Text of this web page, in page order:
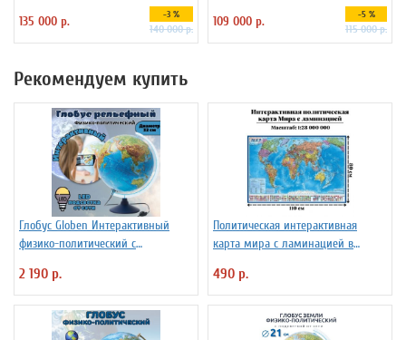
135 000 р.
-3 %
140 000 р.
109 000 р.
-5 %
115 000 р.
Рекомендуем купить
Глобус Globen Интерактивный
физико-политический с
2 190 р.
Политическая интерактивная
карта мира с ламинацией в
490 р.